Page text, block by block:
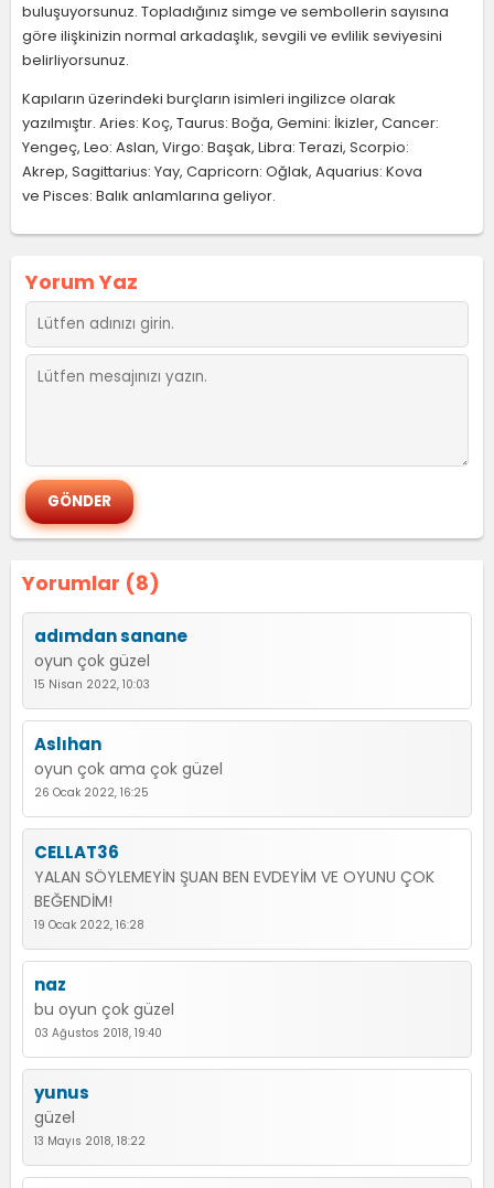
buluşuyorsunuz. Topladığınız simge ve sembollerin sayısına
göre ilişkinizin normal arkadaşlık, sevgili ve evlilik seviyesini
belirliyorsunuz.
Kapıların üzerindeki burçların isimleri ingilizce olarak
yazılmıştır. Aries: Koç, Taurus: Boğa, Gemini: İkizler, Cancer:
Yengeç, Leo: Aslan, Virgo: Başak, Libra: Terazi, Scorpio:
Akrep, Sagittarius: Yay, Capricorn: Oğlak, Aquarius: Kova
ve Pisces: Balık anlamlarına geliyor.
Yorumlar (8)
adımdan sanane
oyun çok güzel
15 Nisan 2022, 10:03
Aslıhan
oyun çok ama çok güzel
26 Ocak 2022, 16:25
CELLAT36
YALAN SÖYLEMEYİN ŞUAN BEN EVDEYİM VE OYUNU ÇOK
BEĞENDİM!
19 Ocak 2022, 16:28
naz
bu oyun çok güzel
03 Ağustos 2018, 19:40
yunus
güzel
13 Mayıs 2018, 18:22
Yorum Yaz